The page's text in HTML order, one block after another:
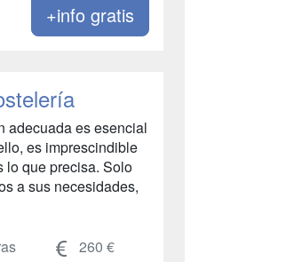
+info gratis
adecuada es esencial
es imprescindible
lo que precisa. Solo
a sus necesidades,
260 €